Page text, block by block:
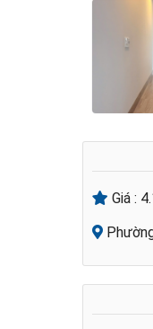
Giá :